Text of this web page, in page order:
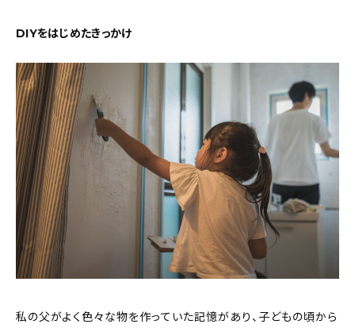
DIYをはじめたきっかけ
私の父がよく色々な物を作っていた記憶があり、子どもの頃から